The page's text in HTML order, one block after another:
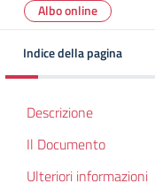
Albo online
Indice della pagina
Descrizione
Il Documento
Ulteriori informazioni